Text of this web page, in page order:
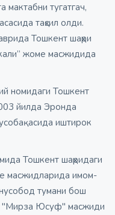
мактабни тугатгач,
таҳсил олди.
Тошкент шаҳри
жоме масжидида
номидаги Тошкент
йилда Эронда
иштирок
Тошкент шаҳридаги
масжидларида имом-
тумани бош
"Мирза Юсуф" масжиди